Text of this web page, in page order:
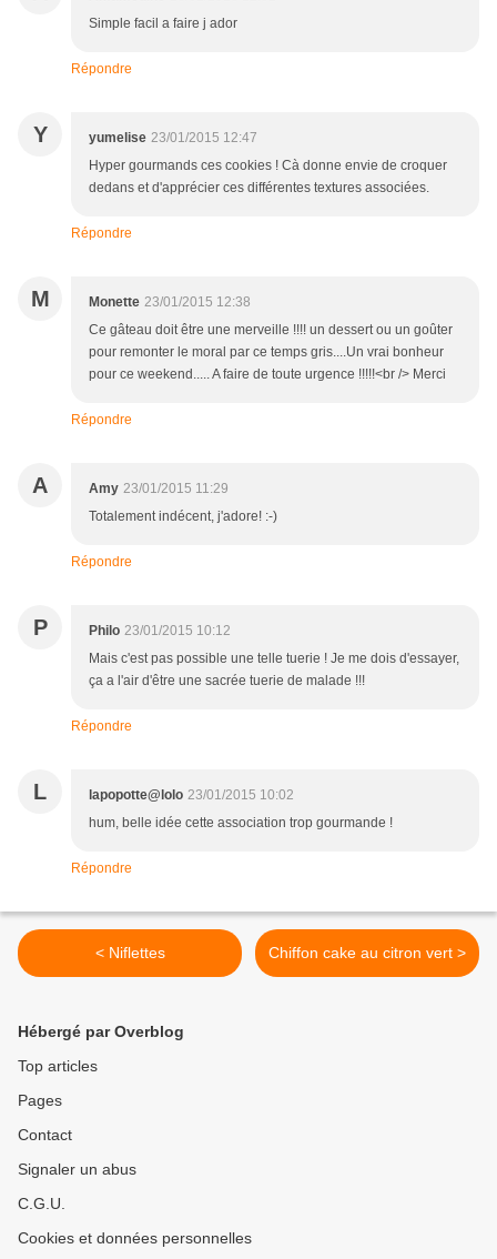
Simple facil a faire j ador
Répondre
Y yumelise 23/01/2015 12:47
Hyper gourmands ces cookies ! Cà donne envie de croquer
dedans et d'apprécier ces différentes textures associées.
Répondre
M Monette 23/01/2015 12:38
Ce gâteau doit être une merveille !!!! un dessert ou un goûter
pour remonter le moral par ce temps gris....Un vrai bonheur
pour ce weekend..... A faire de toute urgence !!!!!<br /> Merci
Répondre
A Amy 23/01/2015 11:29
Totalement indécent, j'adore! :-)
Répondre
P Philo 23/01/2015 10:12
Mais c'est pas possible une telle tuerie ! Je me dois d'essayer,
ça a l'air d'être une sacrée tuerie de malade !!!
Répondre
L lapopotte@lolo 23/01/2015 10:02
hum, belle idée cette association trop gourmande !
Répondre
< Niflettes Chiffon cake au citron vert >
Hébergé par Overblog
Top articles
Pages
Contact
Signaler un abus
C.G.U.
Cookies et données personnelles